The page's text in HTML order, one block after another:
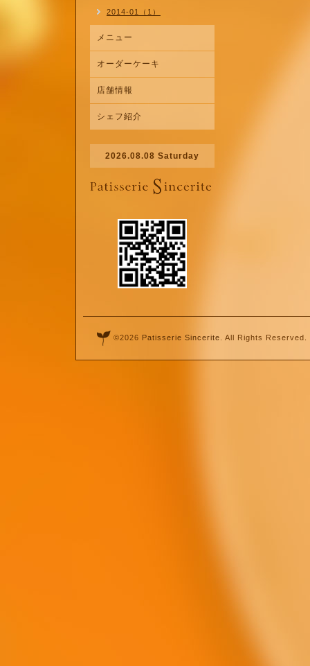
2014-01（1）
メニュー
オーダーケーキ
店舗情報
シェフ紹介
2026.08.08 Saturday
©2026 Patisserie Sincerite . All Rights Reserved.